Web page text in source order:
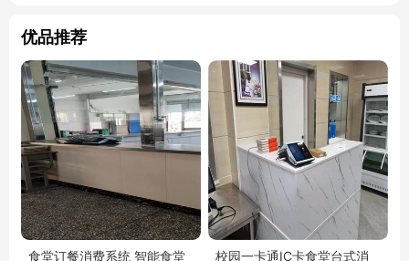
优品推荐
食堂订餐消费系统 智能食堂 校园一卡通IC卡食堂台式消